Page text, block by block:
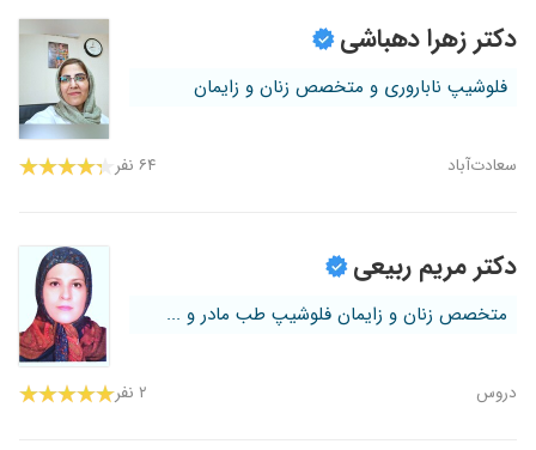
دکتر زهرا دهباشی
فلوشیپ ناباروری و متخصص زنان و زایمان
سعادت‌آباد ۶۴ نفر
دکتر مریم ربیعی
متخصص زنان و زایمان فلوشیپ طب مادر و ...
دروس ۲ نفر